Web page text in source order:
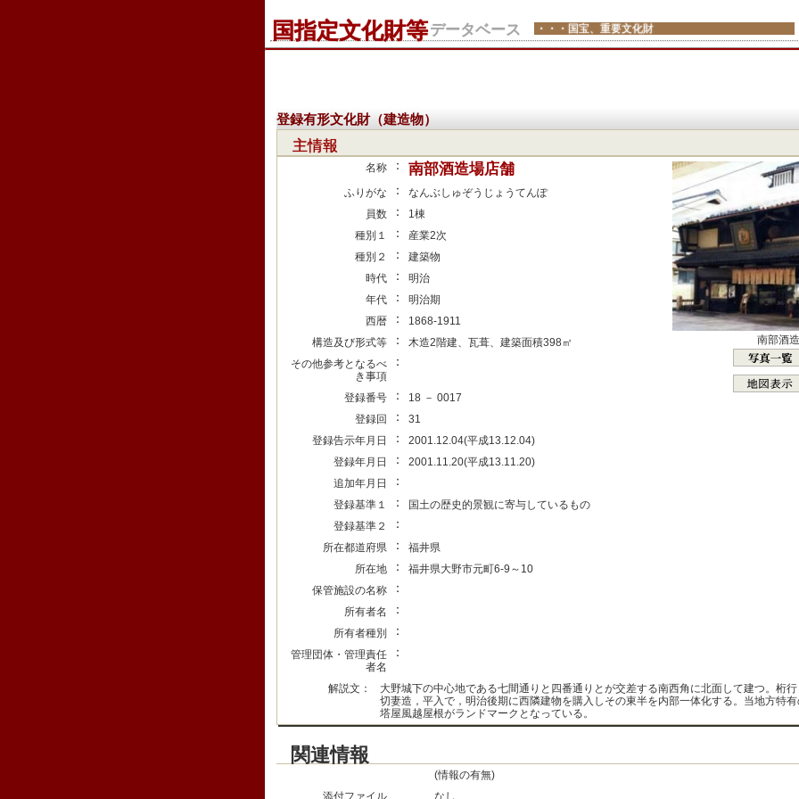
国指定文化財等データベース ・・・国宝、重要文化財
登録有形文化財（建造物）
主情報
名称 ： 南部酒造場店舗
ふりがな ：
なんぶしゅぞうじょうてんぽ
員数
：
1棟
種別１
：
産業2次
種別２
：
建築物
時代
：
明治
年代
：
明治期
西暦
：
1868-1911
構造及び形式等
：
木造2階建、瓦葺、建築面積398㎡
その他参考となるべ
き事項
：
登録番号 ：
18 － 0017
登録回
：
31
登録告示年月日
：
2001.12.04(平成13.12.04)
登録年月日
：
2001.11.20(平成13.11.20)
追加年月日
：
登録基準１ ：
国土の歴史的景観に寄与しているもの
登録基準２
：
所在都道府県 ：
福井県
所在地
：
福井県大野市元町6-9～10
保管施設の名称
：
所有者名 ：
所有者種別 ：
管理団体・管理責任
者名
：
南部酒
解説文：
大野城下の中心地である七間通りと四番通りとが交差する南西角に北面して建つ。桁
切妻造，平入で，明治後期に西隣建物を購入しその東半を内部一体化する。当地方特
塔屋風越屋根がランドマークとなっている。
関連情報
(情報の有無)
添付ファイル
なし